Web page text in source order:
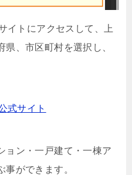
イトにアクセスして、上
、市区町村を選択し、
式サイト
ョン・一戸建て・一棟ア
ができます。